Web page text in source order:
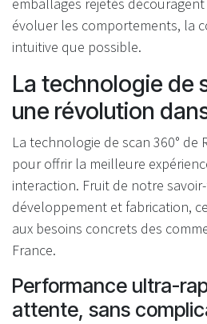
emballages rejetés
évoluer les comportements, la
intuitive que possible.
La technologie de
une révolution
La technologie de scan 360° de
pour offrir la meilleure
interaction. Fruit de notre
développement et fabrication,
aux besoins concrets des
France.
Performance ultra-
attente, sans